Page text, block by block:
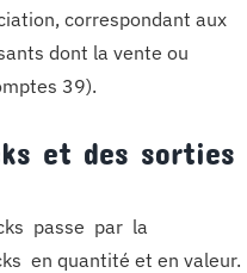
correspondant aux
dont la vente ou
39).
et des sorties
passe par la
en quantité et en valeur.